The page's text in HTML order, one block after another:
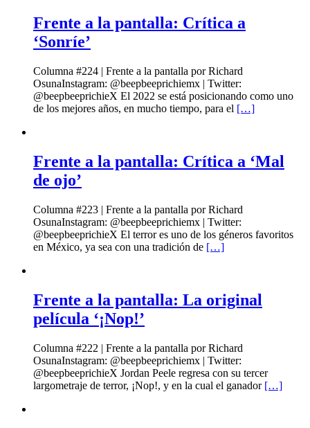
Frente a la pantalla: Crítica a
‘Sonríe’
Columna #224 | Frente a la pantalla por Richard
OsunaInstagram: @beepbeeprichiemx | Twitter:
@beepbeeprichieX El 2022 se está posicionando como uno
de los mejores años, en mucho tiempo, para el […]
Frente a la pantalla: Crítica a ‘Mal
de ojo’
Columna #223 | Frente a la pantalla por Richard
OsunaInstagram: @beepbeeprichiemx | Twitter:
@beepbeeprichieX El terror es uno de los géneros favoritos
en México, ya sea con una tradición de […]
Frente a la pantalla: La original
película ‘¡Nop!’
Columna #222 | Frente a la pantalla por Richard
OsunaInstagram: @beepbeeprichiemx | Twitter:
@beepbeeprichieX Jordan Peele regresa con su tercer
largometraje de terror, ¡Nop!, y en la cual el ganador […]